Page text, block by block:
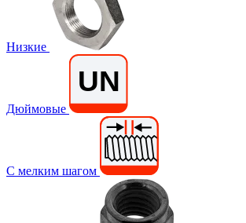
Низкие
Дюймовые
С мелким шагом